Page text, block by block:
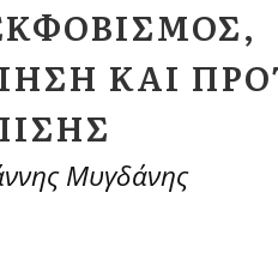
ΚΑΙ
Μυγδάνης